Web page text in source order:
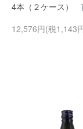
4本（２ケース）
12,576円(税1,143